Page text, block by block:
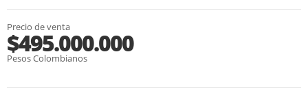
Precio de venta
$495.000.000
Pesos Colombianos